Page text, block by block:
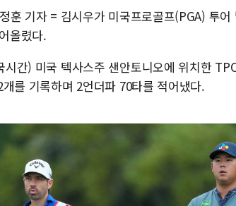
훈 기자 = 김시우가 미국프로골프(PGA) 투
올렸다.
시간) 미국 텍사스주 샌안토니오에 위치한
를 기록하며 2언더파 70타를 적어냈다.